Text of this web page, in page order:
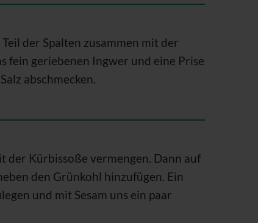
der Spalten zusammen mit der
fein geriebenen Ingwer und eine Prise
abschmecken.
der Kürbissoße vermengen. Dann auf
den Grünkohl hinzufügen. Ein
und mit Sesam uns ein paar